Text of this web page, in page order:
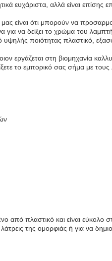
ευχάριστα, αλλά είναι
είναι ότι μπορούν να
να δείξει το χρώμα του
ποιότητας πλαστικό,
εργάζεται στη βιομηχανία
το εμπορικό σας σήμα με
από πλαστικό και είναι
λάτρεις της ομορφιάς ή για να